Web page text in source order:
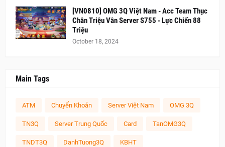
[VN0810] OMG 3Q Việt Nam - Acc Team Thục
Chân Triệu Vân Server S755 - Lực Chiến 88
Triệu
October 18, 2024
Main Tags
ATM Chuyển Khoản Server Việt Nam OMG 3Q
TN3Q Server Trung Quốc Card TanOMG3Q
TNDT3Q DanhTuong3Q KBHT